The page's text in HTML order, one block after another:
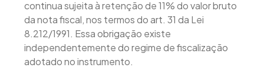
continua sujeita à retenção de 11% do valor bruto
da nota fiscal, nos termos do art. 31 da Lei
8.212/1991. Essa obrigação existe
independentemente do regime de fiscalização
adotado no instrumento.